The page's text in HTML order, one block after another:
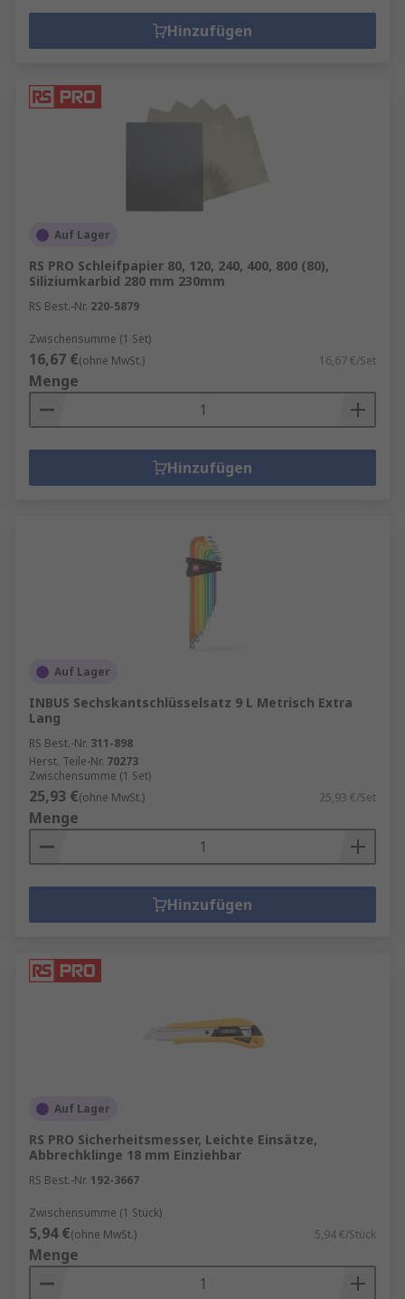
Hinzufügen
Auf Lager
RS PRO Schleifpapier 80, 120, 240, 400, 800 (80),
Siliziumkarbid 280 mm 230mm
RS Best.-Nr. 220-5879
Zwischensumme (1 Set)
16,67 €(ohne MwSt.) 16,67 €/Set
Menge
Hinzufügen
Auf Lager
INBUS Sechskantschlüsselsatz 9 L Metrisch Extra
Lang
RS Best.-Nr. 311-898
Herst. Teile-Nr. 70273
Zwischensumme (1 Set)
25,93 €(ohne MwSt.) 25,93 €/Set
Menge
Hinzufügen
Auf Lager
RS PRO Sicherheitsmesser, Leichte Einsätze,
Abbrechklinge 18 mm Einziehbar
RS Best.-Nr. 192-3667
Zwischensumme (1 Stück)
5,94 €(ohne MwSt.) 5,94 €/Stück
Menge